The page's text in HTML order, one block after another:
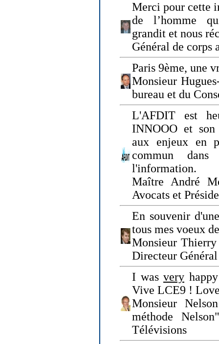
Merci pour cette
de l’homme
grandit et nous
Général de corps
Paris 9ème, une
Monsieur
bureau et du
L'AFDIT est
INNOOO et
aux enjeux en
commun
l'information.
Maître André
Avocats et
En souvenir
tous mes voeux
Monsieur
Directeur
I was very
Vive LCE9 !
Monsieur
méthode
Télévisions